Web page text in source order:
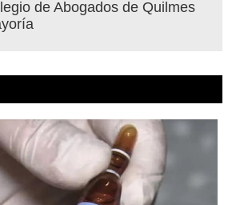
de Abogados de Quilmes